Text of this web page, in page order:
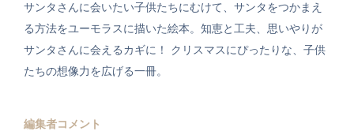
サンタさんに会いたい子供たちにむけて、サンタをつかまえ
る方法をユーモラスに描いた絵本。知恵と工夫、思いやりが
サンタさんに会えるカギに！ クリスマスにぴったりな、子供
たちの想像力を広げる一冊。
編集者コメント